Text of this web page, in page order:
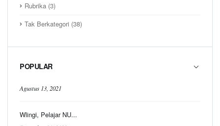
Rubrika (3)
Tak Berkategori (38)
POPULAR
Agustus 13, 2021
Wlingi, Pelajar NU...